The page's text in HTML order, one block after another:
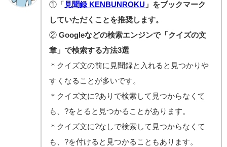
①「 見聞録 KENBUNROKU 」をブックマーク
していただくことを推奨します。
②Googleなどの検索エンジンで「クイズの文
章」で検索する方法3選
＊クイズ文の前に見聞録と入れると見つかりや
すくなることが多いです。
＊クイズ文に?ありで検索して見つからなくて
も、?をとると見つかることがあります。
＊クイズ文に?なしで検索して見つからなくて
も、?を付けると見つかることもあります。